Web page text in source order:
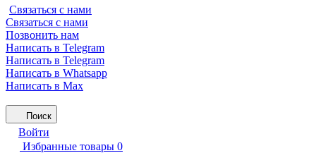
Связаться с нами
Связаться с нами
Позвонить нам
Написать в Telegram
Написать в Telegram
Написать в Whatsapp
Написать в Max
Поиск
Войти
Избранные товары 0